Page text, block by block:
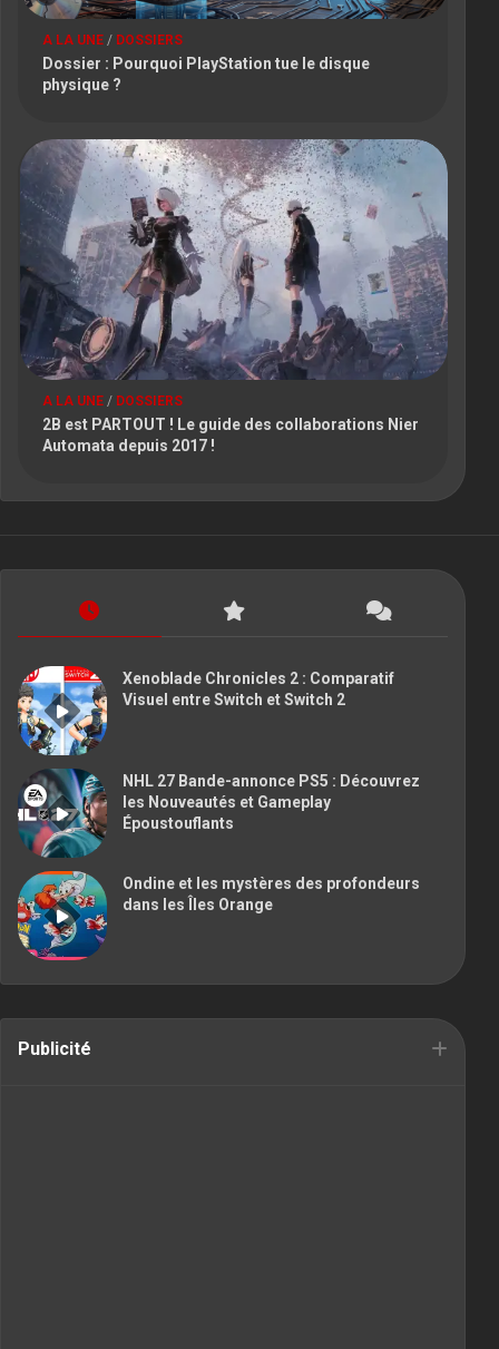
A LA UNE / DOSSIERS
Dossier : Pourquoi PlayStation tue le disque
physique ?
A LA UNE / DOSSIERS
2B est PARTOUT ! Le guide des collaborations Nier
Automata depuis 2017 !
Xenoblade Chronicles 2 : Comparatif
Visuel entre Switch et Switch 2
NHL 27 Bande-annonce PS5 : Découvrez
les Nouveautés et Gameplay
Époustouflants
Ondine et les mystères des profondeurs
dans les Îles Orange
Publicité